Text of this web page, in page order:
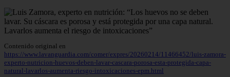
Contenido original en
https://www.lavanguardia.com/comer/expres/20260214/11466452/luis-zamora-
experto-nutricion-huevos-deben-lavar-cascara-porosa-esta-protegida-capa-
natural-lavarlos-aumenta-riesgo-intoxicaciones-epm.html